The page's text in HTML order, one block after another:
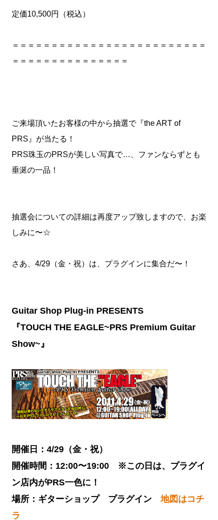
定価10,500円（税込）
＝＝＝＝＝＝＝＝＝＝＝＝＝＝＝＝＝＝＝＝＝＝＝＝＝
＝＝＝＝＝＝＝＝＝＝＝＝＝＝＝
ご来場頂いたお客様の中から抽選で『the ART of
PRS』が当たる！
PRS珠玉のPRSが美しい写真で…、ファンならずとも
垂涎の一品！
抽選会についての詳細は再度アップ致しますので、お楽
しみに〜☆
さあ、4/29（金・祝）は、プラグインに集合だ〜！
Guitar Shop Plug-in PRESENTS
『TOUCH THE EAGLE~PRS Premium Guitar
Show~』
開催日：4/29（金・祝）
開催時間：12:00〜19:00 ※この日は、プラグイ
ン店内がPRS一色に！
場所：ギターショップ プラグイン地図はコチ
ラ